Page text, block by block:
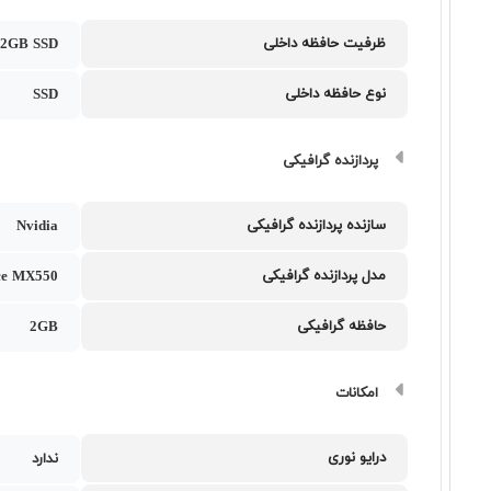
ظرفیت حافظه داخلی SSD
نوع حافظه داخلی SSD
پردازنده گرافیکی
سازنده پردازنده گرافیکی Nvidia
مدل پردازنده گرافیکی MX550
حافظه گرافیکی 2GB
امکانات
درایو نوری ندارد